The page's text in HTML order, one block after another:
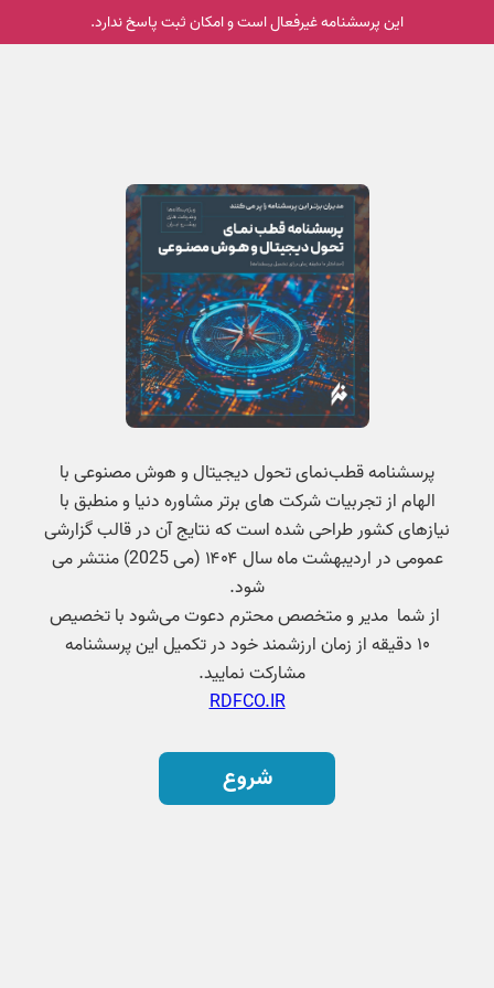
این پرسشنامه غیر‌فعال است و امکان ثبت پاسخ ندارد.
پرسشنامه‌ قطب‌نمای تحول دیجیتال و هوش مصنوعی با
الهام از تجربیات شرکت های برتر مشاوره دنیا و منطبق با
نیازهای کشور طراحی شده است که نتایج آن در قالب گزارشی
عمومی در اردیبهشت ماه سال ۱۴۰۴ (می 2025) منتشر می
شود.
از شما مدیر و متخصص محترم دعوت می‌شود با تخصیص
۱۰ دقیقه از زمان ارزشمند خود در تکمیل این پرسشنامه
مشارکت نمایید.
RDFCO.IR
شروع